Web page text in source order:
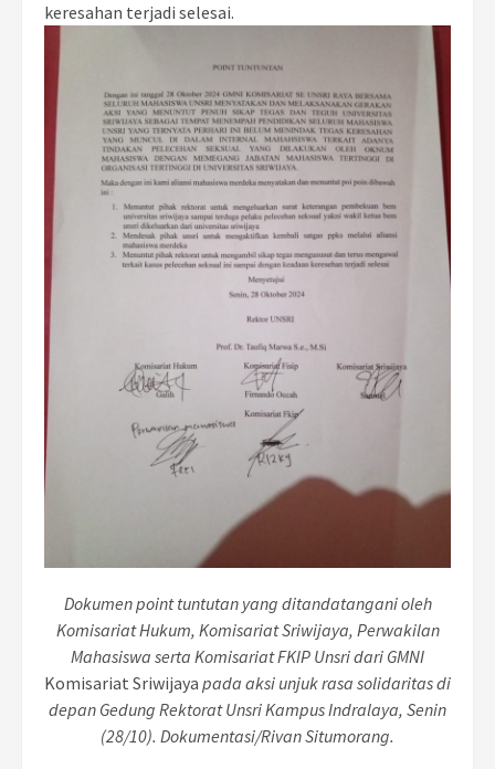
keresahan terjadi selesai.
Dokumen point tuntutan yang ditandatangani oleh
Komisariat Hukum, Komisariat Sriwijaya, Perwakilan
Mahasiswa serta Komisariat FKIP Unsri dari GMNI
Komisariat Sriwijaya pada aksi unjuk rasa solidaritas di
depan Gedung Rektorat Unsri Kampus Indralaya, Senin
(28/10). Dokumentasi/Rivan Situmorang.